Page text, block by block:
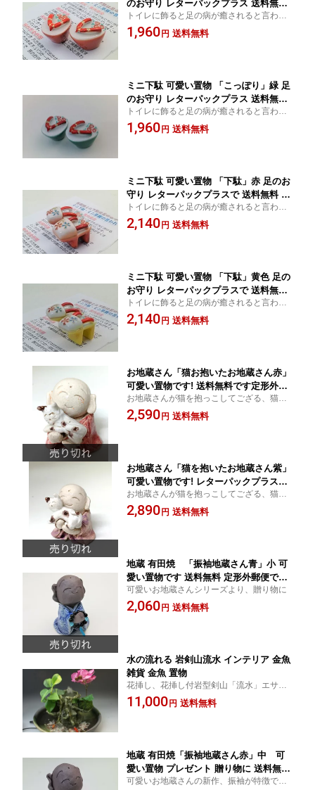
のお守り レターパックプラス 送料無料
うつわの翔山
トイレに飾ると足の病が癒されると言われ
ています。
1,960 円 送料無料
ミニ下駄 可愛い置物 「こっぽり」緑 足
のお守り レターパックプラス 送料無料
うつわの翔山
トイレに飾ると足の病が癒されると言われ
ています。
1,960 円 送料無料
ミニ下駄 可愛い置物 「下駄」赤 足のお
守り レターパックプラスで 送料無料 う
つわの翔山
トイレに飾ると足の病が癒されると言われ
ています。
2,140 円 送料無料
ミニ下駄 可愛い置物 「下駄」黄色 足の
お守り レターパックプラスで 送料無料
うつわの翔山
トイレに飾ると足の病が癒されると言われ
ています。
2,140 円 送料無料
お地蔵さん「猫お抱いたお地蔵さん赤」
可愛い置物です! 送料無料です定形外郵
便で送ります。（代引き不可）
お地蔵さんが猫を抱っこしてござる、猫好
きな方だけでなくてもプレゼントに贈り物
に 有田焼 置物
2,590 円 送料無料
お地蔵さん「猫を抱いたお地蔵さん紫」
可愛い置物です! レターパックプラスで
送料無料 代引き不可
お地蔵さんが猫を抱っこしてござる、猫好
きな方だけでなくてもプレゼントに贈り物
に 置物
2,890 円 送料無料
地蔵 有田焼 「振袖地蔵さん青」小 可
愛い置物です 送料無料 定形外郵便で送
ります。
可愛いお地蔵さんシリーズより、贈り物に
2,060 円 送料無料
水の流れる 岩剣山流水 インテリア 金魚
雑貨 金魚 置物
花挿し、花挿し付岩型剣山「流水」エサの
いらない金魚と水中ポンプ付岩山の頂上か
ら流れ落ちる水音が心を癒してくれます。
11,000 円 送料無料
地蔵 有田焼「振袖地蔵さん赤」中 可
愛い置物 プレゼント 贈り物に 送料無料
定形外郵便で送ります。
可愛いお地蔵さんの新作、振袖が特徴で